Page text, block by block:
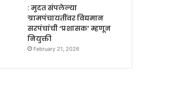
: मुदत संपलेल्या
ग्रामपंचायतींवर विद्यमान
सरपंचांची ‘प्रशासक’ म्हणून
नियुक्ती
February 21, 2026